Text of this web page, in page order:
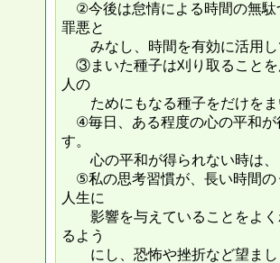
②今後は怠情による時間の無駄
罪悪と
みなし、時間を有効に活用し
③まいた種子は刈り取ることを
人の
ためにもなる種子をだけをま
④毎日、ある程度の心の平和が
す。
心の平和が得られない時は、
⑤私の思考習慣が、長い時間の
人生に
影響を与えていることをよく
るよう
にし、恐怖や挫折など望まし